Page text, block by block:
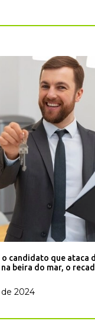
o candidato que ataca
beira do mar, o
2024